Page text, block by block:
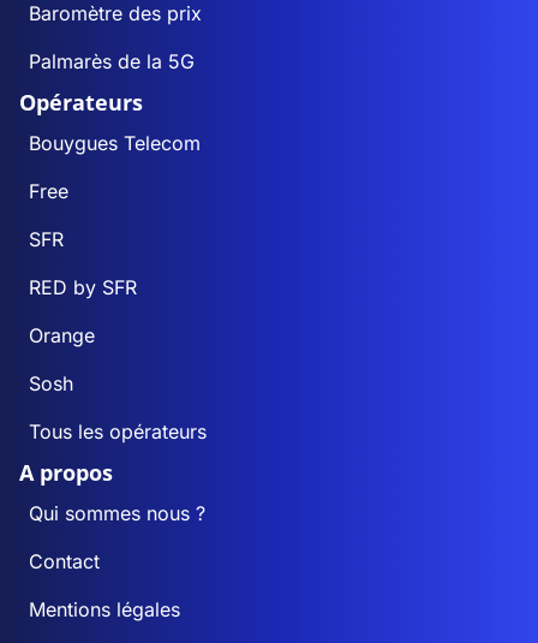
Baromètre des prix
Palmarès de la 5G
Opérateurs
Bouygues Telecom
Free
SFR
RED by SFR
Orange
Sosh
Tous les opérateurs
A propos
Qui sommes nous ?
Contact
Mentions légales